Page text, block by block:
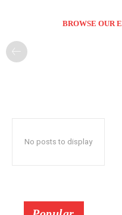
BROWSE OUR
No posts to display